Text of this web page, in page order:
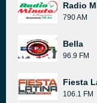
Radio
790 AM
Bella
96.9 FM
Fiesta
106.1 FM